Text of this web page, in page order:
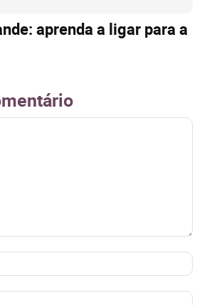
aprenda a ligar para a
E-